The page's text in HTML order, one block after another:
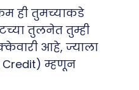
ही तुमच्याकडे
तुलनेत तुम्ही
आहे, ज्याला
Credit) म्हणून